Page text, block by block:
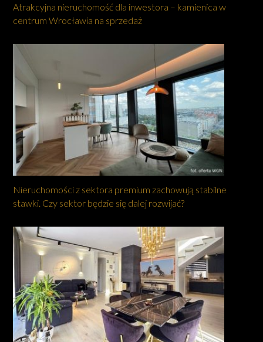
Atrakcyjna nieruchomość dla inwestora – kamienica w
centrum Wrocławia na sprzedaż
Nieruchomości z sektora premium zachowują stabilne
stawki. Czy sektor będzie się dalej rozwijać?